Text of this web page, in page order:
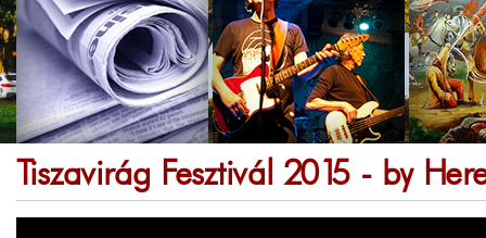
Tiszavirág Fesztivál 2015 - by